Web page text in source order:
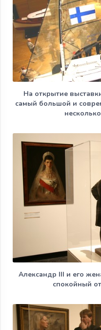
На открытие
самый большой и
Александр III и его
спокойный